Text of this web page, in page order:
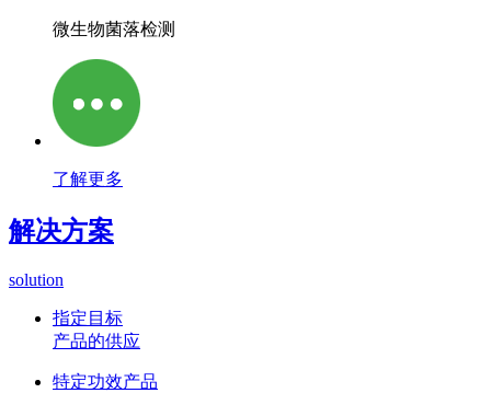
微生物菌落检测
了解更多
解决方案
solution
指定目标
产品的供应
特定功效产品